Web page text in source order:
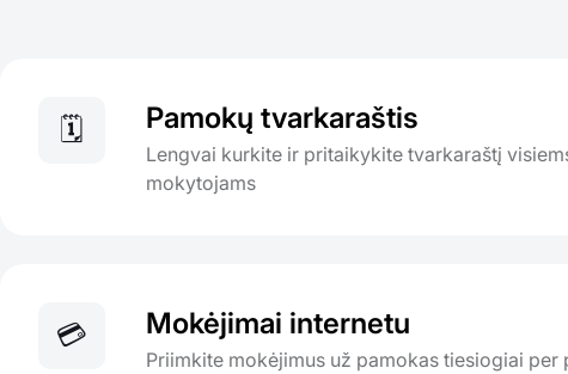
🗓️ Pamokų tvarkaraštis
Lengvai kurkite ir pritaikykite tvarkaraštį
mokytojams
💳 Mokėjimai internetu
Priimkite mokėjimus už pamokas tiesiogiai per